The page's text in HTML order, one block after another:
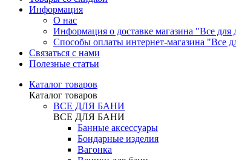
Информация
О нас
Информация о доставке магазина "Все для
Способы оплаты интернет-магазина "Все
Связаться с нами
Полезные статьи
Каталог товаров
Каталог товаров
ВСЕ ДЛЯ БАНИ
ВСЕ ДЛЯ БАНИ
Банные аксессуары
Бондарные изделия
Вагонка